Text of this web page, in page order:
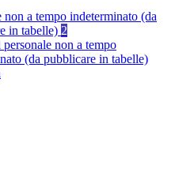
non a tempo indeterminato (da
in tabelle) 2
non a tempo
(da pubblicare in tabelle)